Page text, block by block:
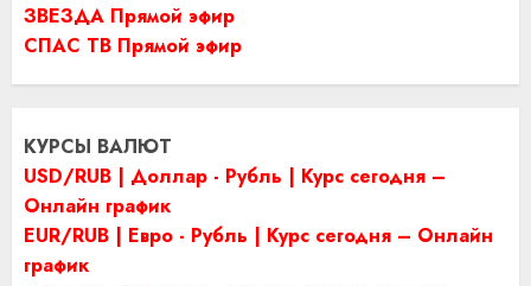
ЗВЕЗДА Прямой эфир
СПАС ТВ Прямой эфир
КУРСЫ ВАЛЮТ
USD/RUB | Доллар - Рубль | Курс сегодня –
Онлайн график
EUR/RUB | Евро - Рубль | Курс сегодня – Онлайн
график